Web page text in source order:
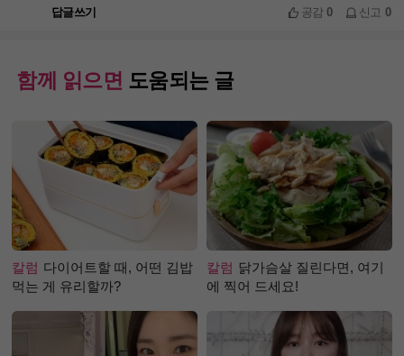
답글쓰기 공감0 신고 0
함께 읽으면 도움되는 글
칼럼 다이어트할 때, 어떤 김밥
먹는 게 유리할까?
칼럼 닭가슴살 질린다면, 여기
에 찍어 드세요!